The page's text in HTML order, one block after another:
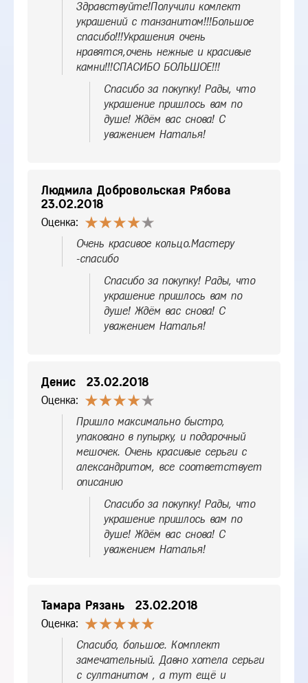
Здравствуйте!Получили комлект
украшений с танзанитом!!!Большое
спасибо!!!Украшения очень
нравятся,очень нежные и красивые
камни!!!СПАСИБО БОЛЬШОЕ!!!
Спасибо за покупку! Рады, что
украшение пришлось вам по
душе! Ждём вас снова! С
уважением Наталья!
Людмила Добровольская Рябова
23.02.2018
Оценка:
Очень красивое кольцо.Мастеру
-спасибо
Спасибо за покупку! Рады, что
украшение пришлось вам по
душе! Ждём вас снова! С
уважением Наталья!
Денис 23.02.2018
Оценка:
Пришло максимально быстро,
упаковано в пупырку, и подарочный
мешочек. Очень красивые серьги с
александритом, все соответствует
описанию
Спасибо за покупку! Рады, что
украшение пришлось вам по
душе! Ждём вас снова! С
уважением Наталья!
Тамара Рязань 23.02.2018
Оценка:
Спасибо, большое. Комплект
замечательный. Давно хотела серьги
с султанитом , а тут ещё и